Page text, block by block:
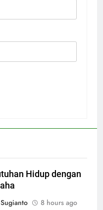
Hidup dengan
8 hours ago